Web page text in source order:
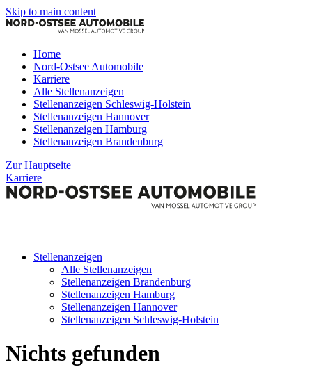
Skip to main content
Home
Nord-Ostsee Automobile
Karriere
Alle Stellenanzeigen
Stellenanzeigen Schleswig-Holstein
Stellenanzeigen Hannover
Stellenanzeigen Hamburg
Stellenanzeigen Brandenburg
Zur Hauptseite
Karriere
Stellenanzeigen
Alle Stellenanzeigen
Stellenanzeigen Brandenburg
Stellenanzeigen Hamburg
Stellenanzeigen Hannover
Stellenanzeigen Schleswig-Holstein
Nichts gefunden